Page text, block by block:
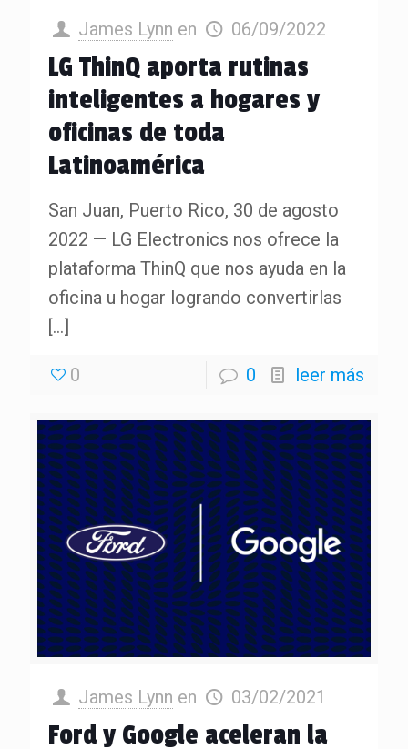
James Lynn en 06/09/2022
LG ThinQ aporta rutinas
inteligentes a hogares y
oficinas de toda
Latinoamérica
San Juan, Puerto Rico, 30 de agosto
2022 — LG Electronics nos ofrece la
plataforma ThinQ que nos ayuda en la
oficina u hogar logrando convertirlas
[…]
0 0 leer más
James Lynn en 03/02/2021
Ford y Google aceleran la